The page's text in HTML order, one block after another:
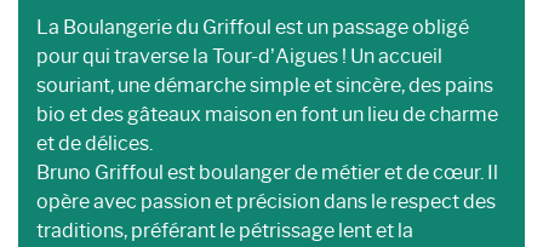
La Boulangerie du Griffoul est un passage obligé
pour qui traverse la Tour-d’Aigues ! Un accueil
souriant, une démarche simple et sincère, des pains
bio et des gâteaux maison en font un lieu de charme
et de délices.
Bruno Griffoul est boulanger de métier et de cœur. Il
opère avec passion et précision dans le respect des
traditions, préférant le pétrissage lent et la